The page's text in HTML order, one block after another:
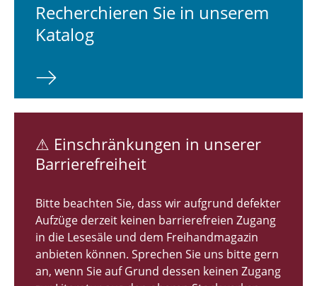
Fachinformationsdienste
Universitätsarchiv
Wir über uns
Recherchieren Sie in unserem
Katalog
⚠ Einschränkungen in unserer
Barrierefreiheit
Bitte beachten Sie, dass wir aufgrund defekter
Aufzüge derzeit keinen barrierefreien Zugang
in die Lesesäle und dem Freihandmagazin
anbieten können. Sprechen Sie uns bitte gern
an, wenn Sie auf Grund dessen keinen Zugang